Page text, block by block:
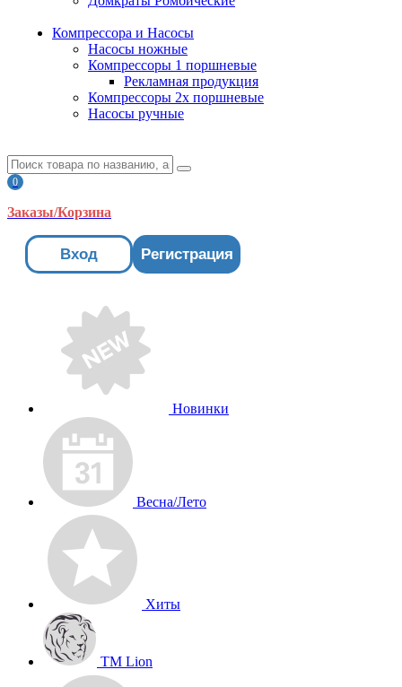
Компрессора и Насосы
Насосы ножные
Компрессоры 1 поршневые
Рекламная продукция
Компрессоры 2х поршневые
Насосы ручные
0
Заказы/Корзина
Вход Регистрация
Новинки
Весна/Лето
Хиты
TM Lion